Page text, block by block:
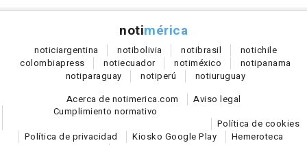
notimérica
noticiargentina notibolivia notibrasil notichile
colombiapress notiecuador notiméxico notipanama
notiparaguay notiperú notiuruguay
Acerca de notimerica.com
Aviso legal
Cumplimiento normativo
Política de cookies
Política de privacidad
Kiosko Google Play
Hemeroteca